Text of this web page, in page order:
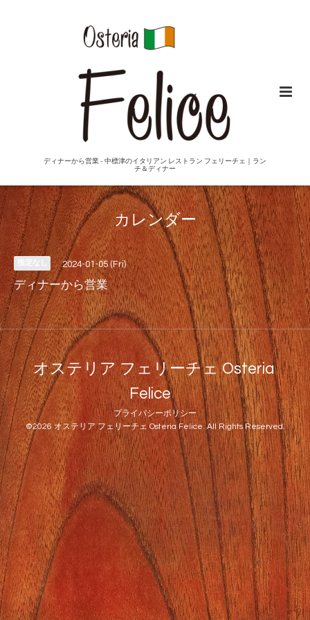
ディナーから営業 - 中標津のイタリアン レストラン フェリーチェ｜ラン
チ＆ディナー
カレンダー
2024-01-05 (Fri)
ディナーから営業
オステリア フェリーチェ Osteria
Felice
プライバシーポリシー
©2026オステリア フェリーチェ Osteria Felice. All Rights Reserved.